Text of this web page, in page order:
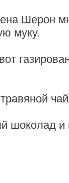
Шерон
муку.
шоколад